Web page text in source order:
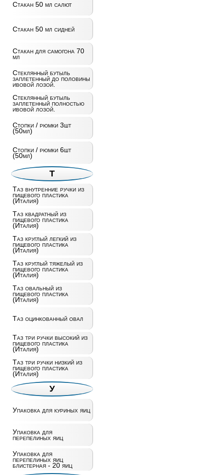
Стакан 50 мл салют
Стакан 50 мл сидней
Стакан для самогона 70
мл
Стеклянный бутыль
заплетенный до половины
ивовой лозой.
Стеклянный бутыль
заплетенный полностью
ивовой лозой.
Стопки / рюмки 3шт
(50мл)
Стопки / рюмки 6шт
(50мл)
Т
Таз внутренние ручки из
пищевого пластика
(Италия)
Таз квадратный из
пищевого пластика
(Италия)
Таз круглый легкий из
пищевого пластика
(Италия)
Таз круглый тяжелый из
пищевого пластика
(Италия)
Таз овальный из
пищевого пластика
(Италия)
Таз оцинкованный овал
Таз три ручки высокий из
пищевого пластика
(Италия)
Таз три ручки низкий из
пищевого пластика
(Италия)
У
Упаковка для куриных яиц
Упаковка для
перепелиных яиц
Упаковка для
перепелиных яиц
блистерная - 20 яиц